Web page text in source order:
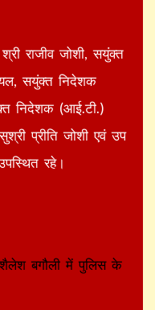
राजीव जोशी, सयुंक्त
सयुंक्त निदेशक
निदेशक (आई.टी.)
प्रीति जोशी एवं उप
रहे।
शैलेश बगौली में पुलिस के